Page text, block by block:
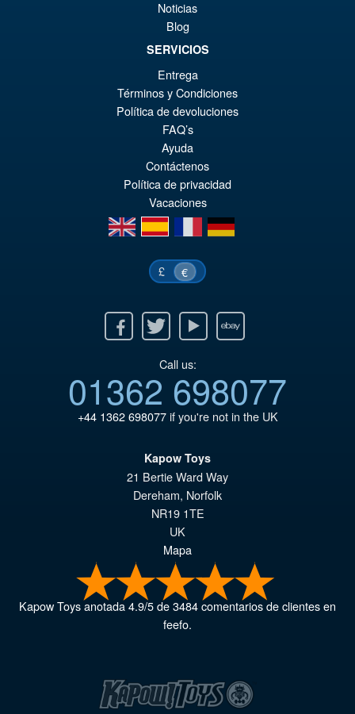
Noticias
Blog
SERVICIOS
Entrega
Términos y Condiciones
Política de devoluciones
FAQ’s
Ayuda
Contáctenos
Política de privacidad
Vacaciones
en
es fr de
£ €
Twitter Youtube Ebay
Call us:
01362 698077
+44 1362 698077if you're not in the UK
Kapow Toys
21 Bertie Ward Way
Dereham, Norfolk
NR19 1TE
UK
Mapa
Kapow Toysanotada4.9/5de3484comentarios de clientes en
feefo.